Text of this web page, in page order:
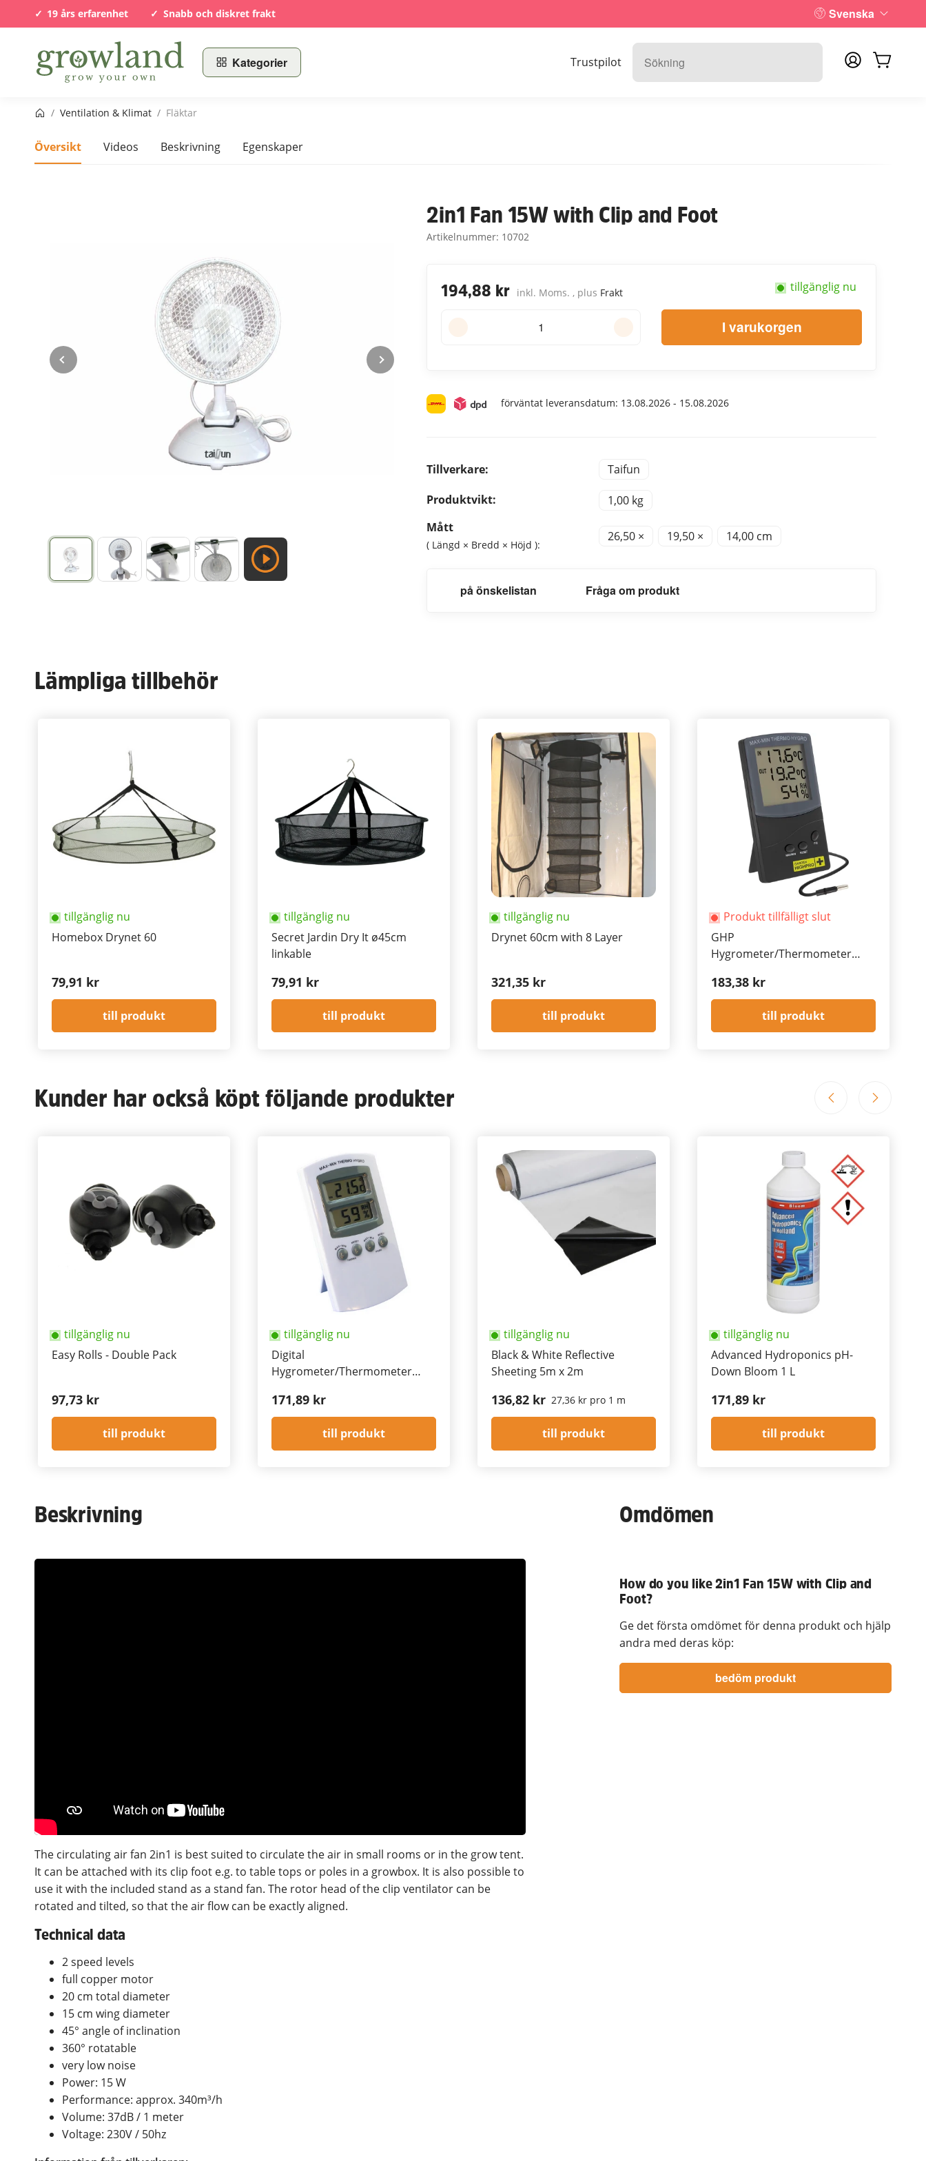
19 års erfarenhet Snabb och diskret frakt Svenska
Kategorier Trustpilot
Startsida
/ Ventilation & Klimat / Fläktar
Översikt Videos Beskrivning Egenskaper
2in1 Fan 15W with Clip and Foot
Artikelnummer: 10702
194,88 kr inkl. Moms. , plus Frakt tillgänglig nu
I varukorgen
förväntat leveransdatum: 13.08.2026 - 15.08.2026
Tillverkare:
Taifun
Produktvikt:
1,00 kg
Mått
( Längd × Bredd × Höjd ):
26,50 × 19,50 × 14,00 cm
på önskelistan Fråga om produkt
Lämpliga tillbehör
tillgänglig nu
Homebox Drynet 60
79,91 kr
till produkt
tillgänglig nu
Secret Jardin Dry It ø45cm
linkable
79,91 kr
till produkt
tillgänglig nu
Drynet 60cm with 8 Layer
321,35 kr
till produkt
Produkt tillfälligt slut
GHP
Hygrometer/Thermometer
1,5m
183,38 kr
till produkt
Kunder har också köpt följande produkter
tillgänglig nu
Easy Rolls - Double Pack
97,73 kr
till produkt
tillgänglig nu
Digital
Hygrometer/Thermometer
171,89 kr
till produkt
tillgänglig nu
Black & White Reflective
Sheeting 5m x 2m
136,82 kr 27,36 kr pro 1 m
till produkt
tillgänglig nu
Advanced Hydroponics pH-
Down Bloom 1 L
171,89 kr
till produkt
Beskrivning
The circulating air fan 2in1 is best suited to circulate the air in small rooms or in the grow tent.
It can be attached with its clip foot e.g. to table tops or poles in a growbox. It is also possible to
use it with the included stand as a stand fan. The rotor head of the clip ventilator can be
rotated and tilted, so that the air flow can be exactly aligned.
Technical data
2 speed levels
full copper motor
20 cm total diameter
15 cm wing diameter
45° angle of inclination
360° rotatable
very low noise
Power: 15 W
Performance: approx. 340m³/h
Volume: 37dB / 1 meter
Voltage: 230V / 50hz
Omdömen
How do you like 2in1 Fan 15W with Clip and
Foot?
Ge det första omdömet för denna produkt och hjälp
andra med deras köp: